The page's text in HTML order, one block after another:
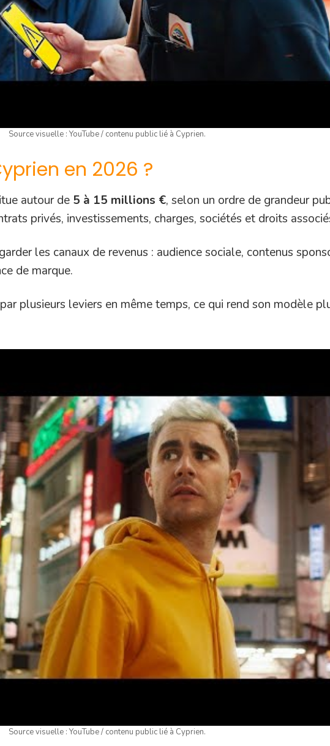
Source visuelle : YouTube / contenu public lié à Cyprien.
en 2026 ?
autour de 5 à 15 millions €, selon un ordre de grandeur
privés, investissements, charges, sociétés et droits
les canaux de revenus : audience sociale, contenus
de marque.
plusieurs leviers en même temps, ce qui rend son modèle
Source visuelle : YouTube / contenu public lié à Cyprien.